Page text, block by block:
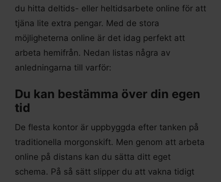
du hitta deltids- eller heltidsarbete online för att
tjäna lite extra pengar. Med de stora
möjligheterna online är det idag perfekt att
arbeta hemifrån. Nedan listas några av
anledningarna till varför:
Du kan bestämma över din egen
tid
De flesta kontor är uppbyggda efter tanken på
traditionella morgonskift. Men genom att arbeta
online på distans kan du sätta ditt eget
schema. På så sätt slipper du att vakna tidigt